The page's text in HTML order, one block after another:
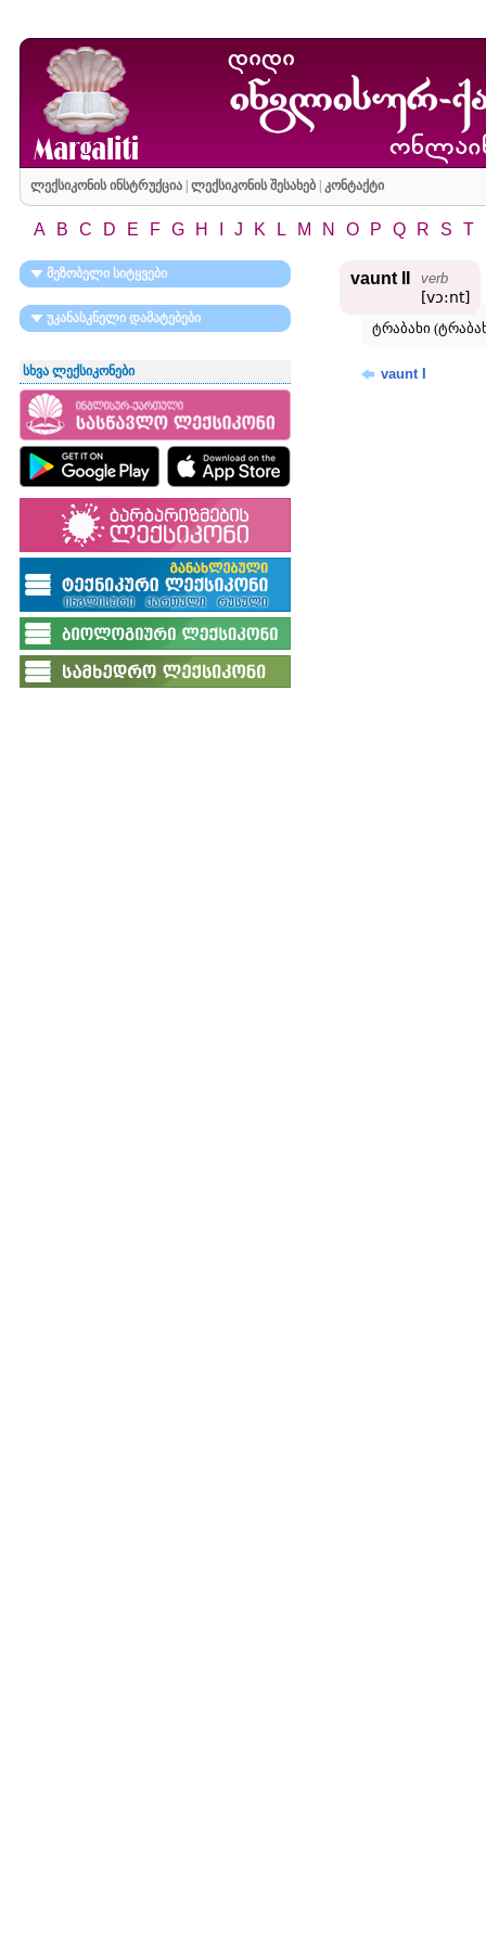
ლექსიკონის ინსტრუქცია| ლექსიკონის შესახებ| კონტაქტი
A B C D E F G H J K L M N O P Q R S T
მეზობელი სიტყვები
უკანასკნელი დამატებები
სხვა ლექსიკონები
vaunt II verb
[vɔ:nt]
ტრაბახი
vaunt I